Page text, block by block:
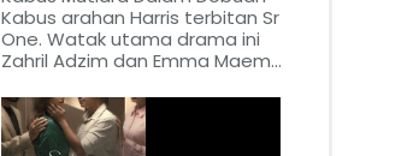
Kabus arahan Harris terbitan Sr
One. Watak utama drama ini
Zahril Adzim dan Emma Maem...